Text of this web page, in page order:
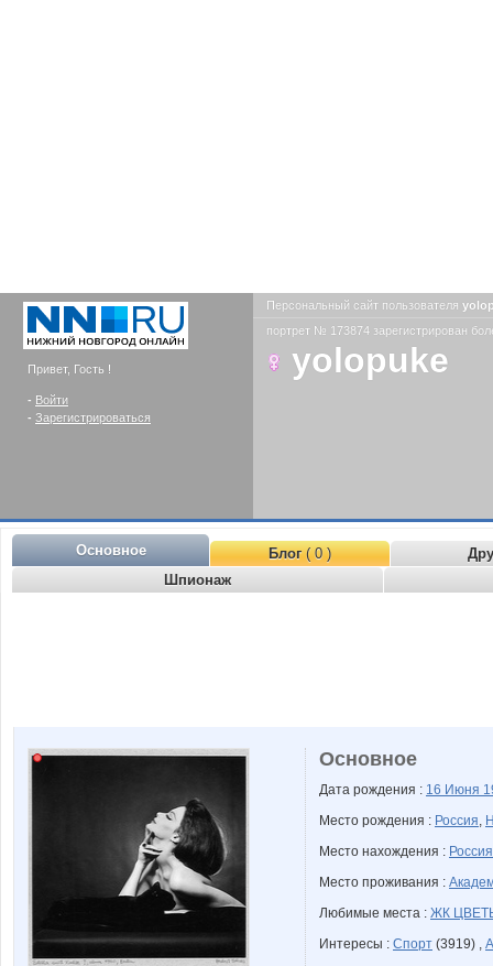
Привет, Гость !
- Войти
- Зарегистрироваться
Персональный сайт пользователя
портрет № 173874 зарегистрирован
yolopuke
Основное Блог( 0 )
Шпионаж
Основное
Дата рождения : 16 Июня
Место рождения : Россия,
Место нахождения : Россия
Место проживания :
Любимые места : ЖК
Интересы : Спорт (3919) ,